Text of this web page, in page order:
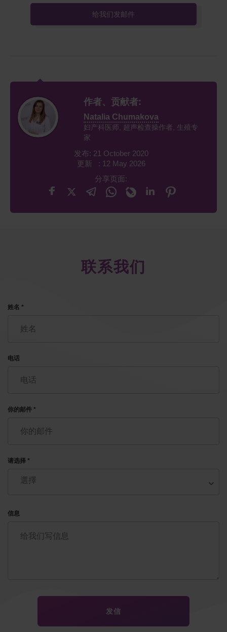
给我们发邮件
作者、贡献者:
Natalia Chumakova
妇产科医师, 超声检查操作者, 生殖专
家
发布: 21 October 2020
更新 : 12 May 2026
分享页面:
联系我们
姓名 *
电话
你的邮件 *
请选择 *
信息